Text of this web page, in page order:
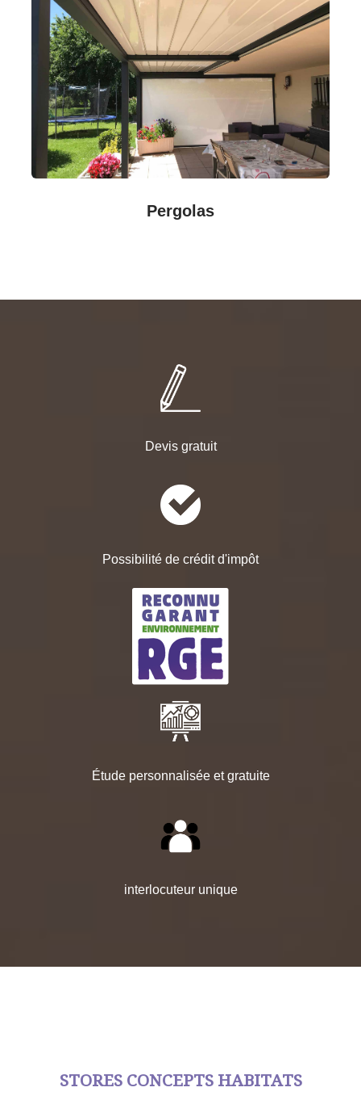
Pergolas
Devis gratuit
Possibilité de crédit d'impôt
Étude personnalisée et gratuite
interlocuteur unique
STORES CONCEPTS HABITATS